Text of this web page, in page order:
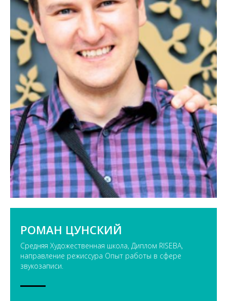
РОМАН ЦУНСКИЙ
Средняя Художественная школа, Диплом RISEBA,
направление режиссура Опыт работы в сфере
звукозаписи.